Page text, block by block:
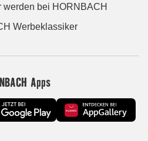
werden bei HORNBACH
Werbeklassiker
Apps